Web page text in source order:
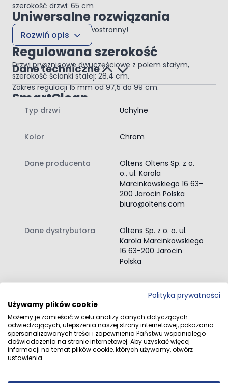
szerokość drzwi: 65 cm
Uniwersalne rozwiązania
Montaż - prawo lub lewostronny!
Rodzaj drzwi: do wnęki.
Regulowana szerokość
Drzwi prysznicowe dwuczęściowe z polem stałym,
szerokość ścianki stałej: 28,4 cm.
Zakres regulacji 15 mm od 97,5 do 99 cm.
SmartClean
Powierzchnie z tą powłoką wymagają mniej wody,
Zawartość zestawu:
instrukcja montażu drzwi prysznicowych
Rozwiń opis
Dane techniczne
Typ drzwi Uchylne
Kolor Chrom
Dane producenta
Oltens Oltens Sp. z o.
o., ul. Karola
Marcinkowskiego 16 63-
200 Jarocin Polska
biuro@oltens.com
Dane dystrybutora
Oltens Sp. z o. o. ul.
Karola Marcinkowskiego
16 63-200 Jarocin
Polska
Przejdź do całego opisu
Opinie klientów
Polityka prywatności
Używamy plików cookie
Możemy je zamieścić w celu analizy danych dotyczących
odwiedzających, ulepszenia naszej strony internetowej, pokazania
spersonalizowanych treści i zapewnienia Państwu wspaniałego
doświadczenia na stronie internetowej. Aby uzyskać więcej
informacji na temat plików cookie, których używamy, otwórz
ustawienia.